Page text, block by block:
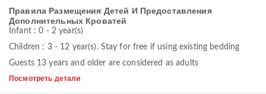
Правила Размещения Детей И Предоставления
Дополнительных Кроватей
Infant : 0 - 2 year(s)
Children : 3 - 12 year(s). Stay for free if using existing bedding
Guests 13 years and older are considered as adults
Посмотреть детали